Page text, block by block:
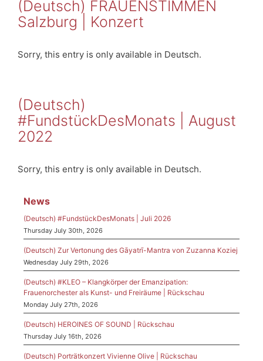
(Deutsch) FRAUENSTIMMEN
Salzburg | Konzert
Sorry, this entry is only available in Deutsch.
(Deutsch)
#FundstückDesMonats | August
2022
Sorry, this entry is only available in Deutsch.
News
(Deutsch) #FundstückDesMonats | Juli 2026
Thursday July 30th, 2026
(Deutsch) Zur Vertonung des Gāyatrī-Mantra von Zuzanna Koziej
Wednesday July 29th, 2026
(Deutsch) #KLEO – Klangkörper der Emanzipation:
Frauenorchester als Kunst- und Freiräume | Rückschau
Monday July 27th, 2026
(Deutsch) HEROINES OF SOUND | Rückschau
Thursday July 16th, 2026
(Deutsch) Porträtkonzert Vivienne Olive | Rückschau